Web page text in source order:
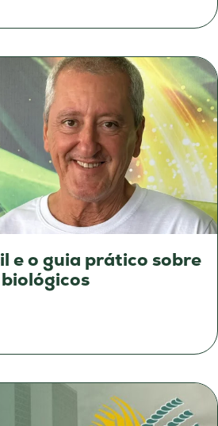
e o guia prático sobre